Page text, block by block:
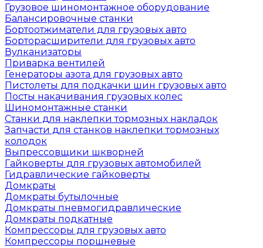
Грузовое шиномонтажное оборудование
Балансировочные станки
Бортоотжиматели для грузовых авто
Борторасширители для грузовых авто
Вулканизаторы
Приварка вентилей
Генераторы азота для грузовых авто
Пистолеты для подкачки шин грузовых авто
Посты накачивания грузовых колес
Шиномонтажные станки
Станки для наклепки тормозных накладок
Запчасти для станков наклепки тормозных
колодок
Выпрессовщики шкворней
Гайковерты для грузовых автомобилей
Гидравлические гайковерты
Домкраты
Домкраты бутылочные
Домкраты пневмогидравлические
Домкраты подкатные
Компрессоры для грузовых авто
Компрессоры поршневые